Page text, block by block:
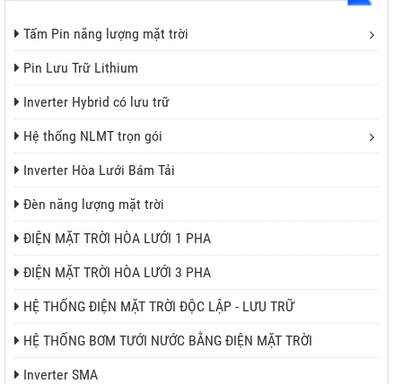
Tấm Pin năng lượng mặt trời
Pin Lưu Trữ Lithium
Inverter Hybrid có lưu trữ
Hệ thống NLMT trọn gói
Inverter Hòa Lưới Bám Tải
Đèn năng lượng mặt trời
ĐIỆN MẶT TRỜI HÒA LƯỚI 1 PHA
ĐIỆN MẶT TRỜI HÒA LƯỚI 3 PHA
HỆ THỐNG ĐIỆN MẶT TRỜI ĐỘC LẬP - LƯU TRỮ
HỆ THỐNG BƠM TƯỚI NƯỚC BẰNG ĐIỆN MẶT TRỜI
Inverter SMA